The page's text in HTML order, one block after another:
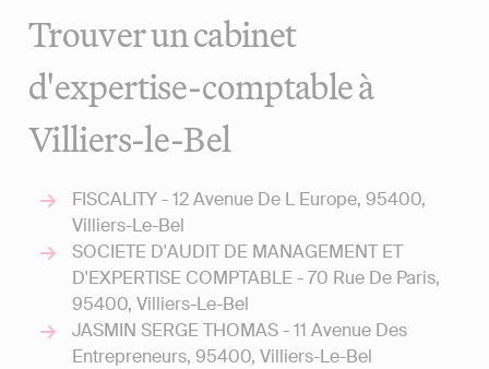
Trouver un cabinet
d'expertise-comptable à
Villiers-le-Bel
FISCALITY - 12 Avenue De L Europe, 95400,
Villiers-Le-Bel
SOCIETE D'AUDIT DE MANAGEMENT ET
D'EXPERTISE COMPTABLE - 70 Rue De Paris,
95400, Villiers-Le-Bel
JASMIN SERGE THOMAS - 11 Avenue Des
Entrepreneurs, 95400, Villiers-Le-Bel